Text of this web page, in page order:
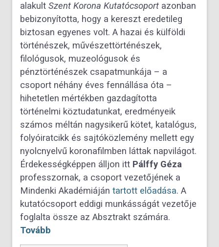
alakult Szent Korona Kutatócsoport azonban
bebizonyította, hogy a kereszt eredetileg
biztosan egyenes volt. A hazai és külföldi
történészek, művészettörténészek,
filológusok, muzeológusok és
pénztörténészek csapatmunkája – a
csoport néhány éves fennállása óta –
hihetetlen mértékben gazdagította
történelmi köztudatunkat, eredményeik
számos méltán nagysikerű kötet, katalógus,
folyóiratcikk és sajtóközlemény mellett egy
nyolcnyelvű koronafilmben láttak napvilágot.
Érdekességképpen álljon itt Pálffy Géza
professzornak, a csoport vezetőjének a
Mindenki Akadémiáján tartott előadása. A
kutatócsoport eddigi munkásságát vezetője
foglalta össze az Absztrakt számára.
Tovább